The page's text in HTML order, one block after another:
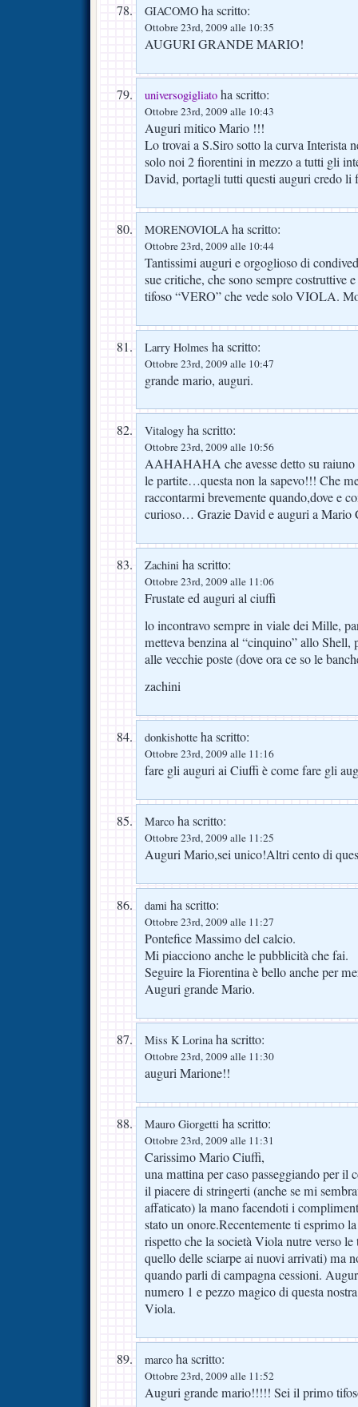
GIACOMO ha scritto:
Ottobre 23rd, 2009 alle 10:35
AUGURI GRANDE MARIO!
universogigliato ha scritto:
Ottobre 23rd, 2009 alle 10:43
Auguri mitico Mario !!!
Lo trovai a S.Siro sotto la curva Interista
solo noi 2 fiorentini in mezzo a tutti gli
David, portagli tutti questi auguri credo li
MORENOVIOLA ha scritto:
Ottobre 23rd, 2009 alle 10:44
Tantissimi auguri e orgoglioso di
sue critiche, che sono sempre costruttive
tifoso “VERO” che vede solo VIOLA.
Larry Holmes ha scritto:
Ottobre 23rd, 2009 alle 10:47
grande mario, auguri.
Vitalogy ha scritto:
Ottobre 23rd, 2009 alle 10:56
AAHAHAHA che avesse detto su raiuno
le partite…questa non la sapevo!!! Che
raccontarmi brevemente quando,dove e
curioso… Grazie David e auguri a
Zachini ha scritto:
Ottobre 23rd, 2009 alle 11:06
Frustate ed auguri al ciuffi
lo incontravo sempre in viale dei Mille,
metteva benzina al “cinquino” allo Shell,
alle vecchie poste (dove ora ce so le
zachini
donkishotte ha scritto:
Ottobre 23rd, 2009 alle 11:16
fare gli auguri ai Ciuffi è come fare gli
Marco ha scritto:
Ottobre 23rd, 2009 alle 11:25
Auguri Mario,sei unico!Altri cento di
dami ha scritto:
Ottobre 23rd, 2009 alle 11:27
Pontefice Massimo del calcio.
Mi piacciono anche le pubblicità che fai.
Seguire la Fiorentina è bello anche per
Auguri grande Mario.
Miss K Lorinaha scritto:
Ottobre 23rd, 2009 alle 11:30
auguri Marione!!
Mauro Giorgetti ha scritto:
Ottobre 23rd, 2009 alle 11:31
Carissimo Mario Ciuffi,
una mattina per caso passeggiando per il
il piacere di stringerti (anche se mi
affaticato) la mano facendoti i
stato un onore.Recentemente ti esprimo
rispetto che la società Viola nutre verso
quello delle sciarpe ai nuovi arrivati) ma
quando parli di campagna cessioni.
numero 1 e pezzo magico di questa
Viola.
marco ha scritto:
Ottobre 23rd, 2009 alle 11:52
Auguri grande mario!!!!! Sei il primo